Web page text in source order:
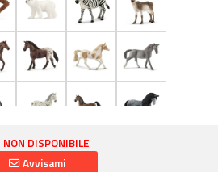
NON DISPONIBILE
Avvisami